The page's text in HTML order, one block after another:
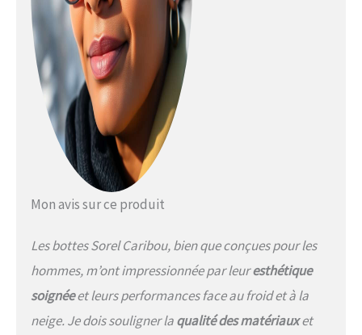
semelle intermédiaire en feutre
collé de 2,5 mm pour plus de
chaleur Joan of Arctic Boot :
cette botte imperméable pour
femme avec lacets vous permet
d'ajuster le serrage pour une
sensation de sécurité. La botte
d'hiver dispose d'une coque en
caoutchouc vulcanisé fabriquée à
fonctionnalité et la mode : SOREL
pour créer des chaussures
toutes saisons qui repoussent
les limites de la fonction
première de la mode
Mon avis sur ce produit
Les bottes Sorel Caribou, bien que conçues pour les
hommes, m’ont impressionnée par leuresthétique
soignéeet leurs performances face au froid et à la
neige. Je dois souligner laqualité des matériauxet